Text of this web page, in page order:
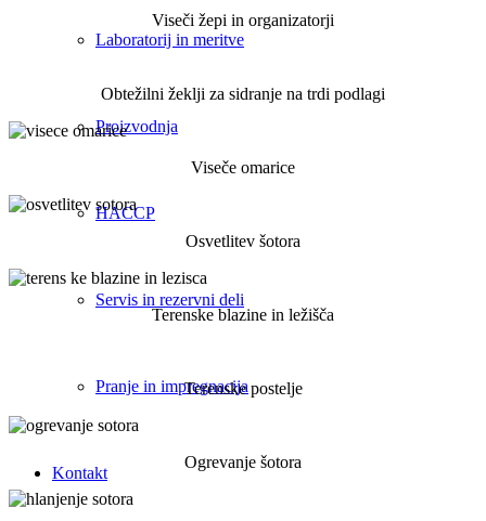
Laboratorij in meritve
Proizvodnja
HACCP
Servis in rezervni deli
Pranje in impregnacija
Kontakt
Viseči žepi in organizatorji
Obtežilni žeklji za sidranje na trdi podlagi
Viseče omarice
Osvetlitev šotora
Terenske blazine in ležišča
Terenske postelje
Ogrevanje šotora